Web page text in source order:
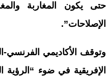
حتى يكون المغاربة
الإصلاحات”.
وتوقف الأكاديمي
الإفريقية في ضوء “الرؤية